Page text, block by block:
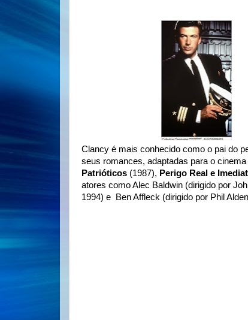
Clancy é mais conhecido como o pai do
seus romances, adaptadas para o
Patrióticos (1987), Perigo Real e
atores como Alec Baldwin (dirigido por
1994) e Ben Affleck (dirigido por Phil